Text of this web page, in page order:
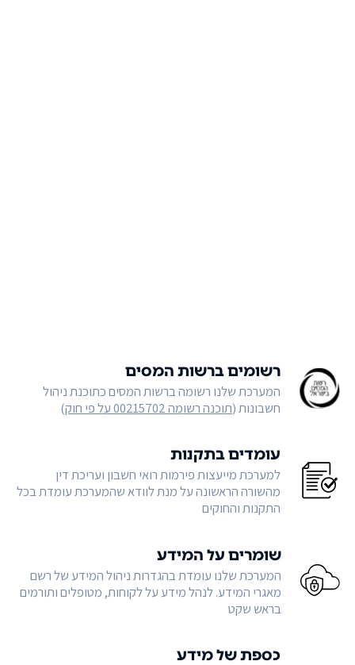
רשומים ברשות המסים
המערכת שלנו רשומה ברשות המסים כתוכנת ניהול
חשבונות (תוכנה רשומה 00215702 על פי חוק )
עומדים בתקנות
למערכת מייעצות פירמות רואי חשבון ועריכת דין
מהשורה הראשונה על מנת לוודא שהמערכת עומדת בכל
התקנות והחוקים
שומרים על המידע
המערכת שלנו עומדת בהגדרות ניהול המידע של רשם
מאגרי המידע. לנהל מידע על לקוחות, מטופלים ותורמים
בראש שקט
כספת של מידע